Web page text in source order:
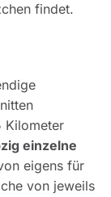
findet.
Kilometer
einzelne
eigens für
von jeweils